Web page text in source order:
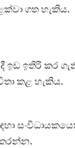
ගත හැකිය.
ඉඩ ඉතිරි කර
කළ හැකිය.